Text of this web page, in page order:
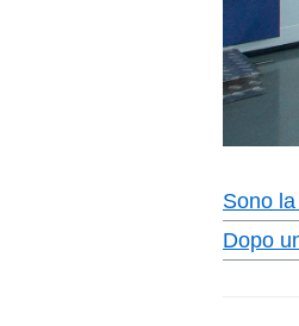
Sono
Dopo